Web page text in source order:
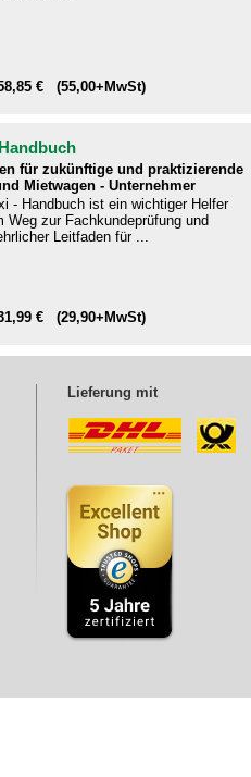
€ (55,00+MwSt)
für zukünftige und praktizierende
Mietwagen - Unternehmer
- Handbuch ist ein wichtiger Helfer
Weg zur Fachkundeprüfung und
Leitfaden für ...
€ (29,90+MwSt)
Lieferung mit